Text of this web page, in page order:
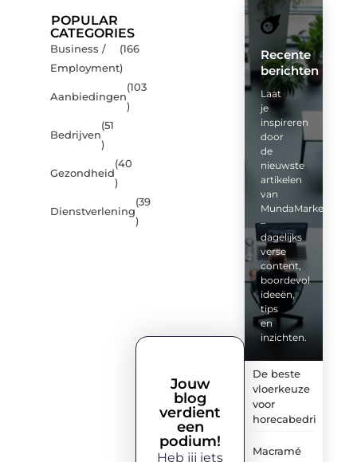
POPULAR
CATEGORIES
Business /
Employment
(166
)
Aanbiedingen
(103
)
Bedrijven
(51
)
Gezondheid
(40
)
Dienstverlening
(39
)
Recente
berichten
Laat
je
inspireren
door
de
nieuwste
artikelen
van
MundaMarketing.nl
–
dagelijks
verse
content,
boordevol
ideeën,
tips
en
inzichten.
De beste
vloerkeuze
voor
horecabedrijven
Macramé
Jouw
blog
verdient
een
podium!
Heb jij iets